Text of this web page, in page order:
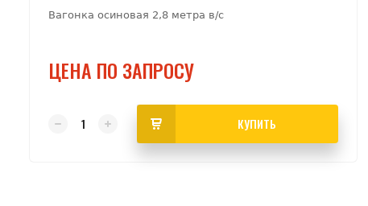
Вагонка осиновая 2,8 метра в/с
ЦЕНА ПО ЗАПРОСУ
КУПИТЬ